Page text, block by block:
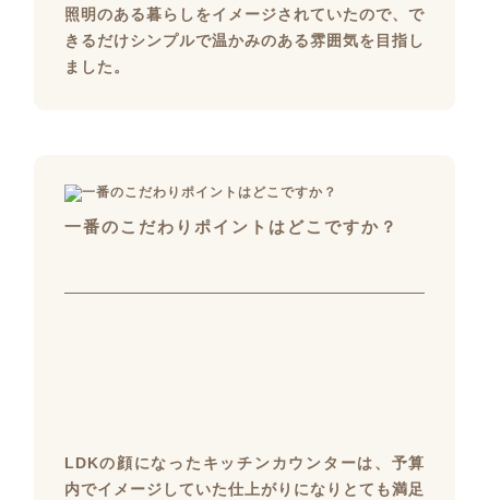
照明のある暮らしをイメージされていたので、で
きるだけシンプルで温かみのある雰囲気を目指し
ました。
一番のこだわりポイントはどこですか？
LDKの顔になったキッチンカウンターは、予算
内でイメージしていた仕上がりになりとても満足